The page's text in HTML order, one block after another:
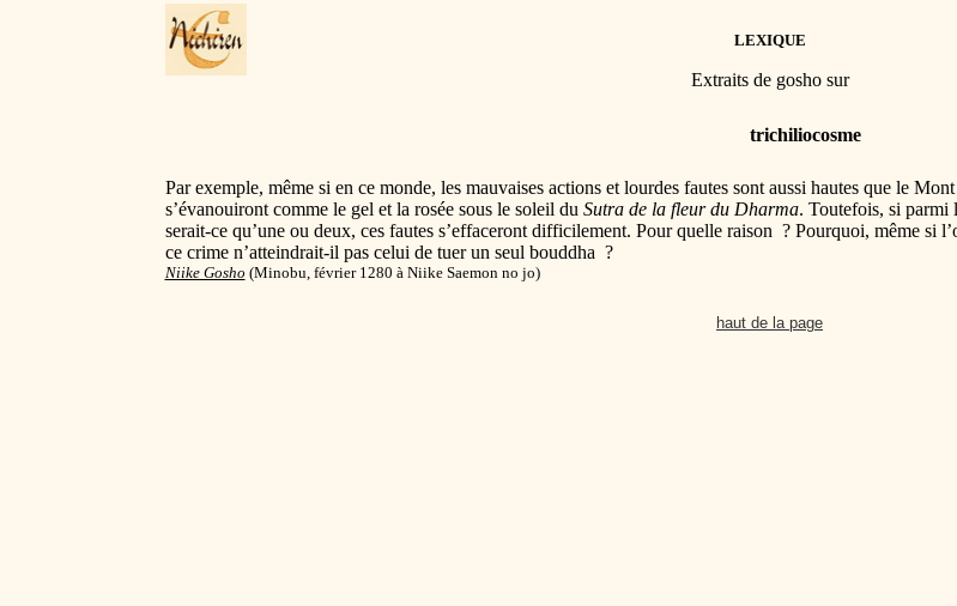
LEXIQUE
Extraits de gosho sur
trichiliocosme
Par exemple, même si en ce monde, les mauvaises actions et lourdes fautes sont aussi hautes que le Mont
s’évanouiront comme le gel et la rosée sous le soleil du Sutra de la fleur du Dharma. Toutefois, si parmi
serait-ce qu’une ou deux, ces fautes s’effaceront difficilement. Pour quelle raison ? Pourquoi, même si
ce crime n’atteindrait-il pas celui de tuer un seul bouddha ?
Niike Gosho (Minobu, février 1280 à Niike Saemon no jo)
haut de la page